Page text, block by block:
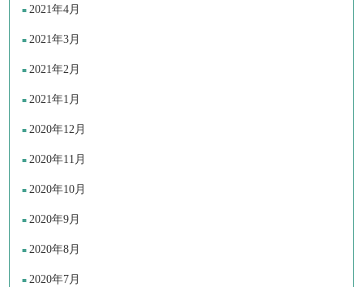
2021年4月
2021年3月
2021年2月
2021年1月
2020年12月
2020年11月
2020年10月
2020年9月
2020年8月
2020年7月